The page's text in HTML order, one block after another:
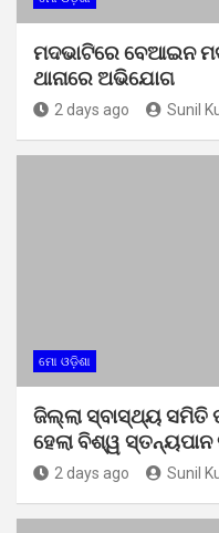
ମଦଭାଟିରେ ବେଆଇନ
ଥାନାରେ ଅଭିଯୋଗ
2 days ago Sunil
ମୋ ଓଡ଼ିଶା
ଜିଲ୍ଲା ସ୍ବାସ୍ଥ୍ୟ ସମିତି
ହେଲା ବିଶ୍ୱ ସ୍ତନ୍ୟପାନ
2 days ago Sunil